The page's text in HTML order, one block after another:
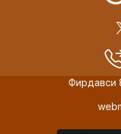
Фирдавси